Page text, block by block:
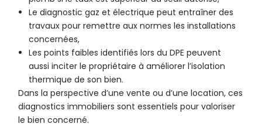
Le diagnostic gaz et électrique peut entraîner des
travaux pour remettre aux normes les installations
concernées,
Les points faibles identifiés lors du DPE peuvent
aussi inciter le propriétaire à améliorer l’isolation
thermique de son bien.
Dans la perspective d’une vente ou d’une location, ces
diagnostics immobiliers sont essentiels pour valoriser
le bien concerné.